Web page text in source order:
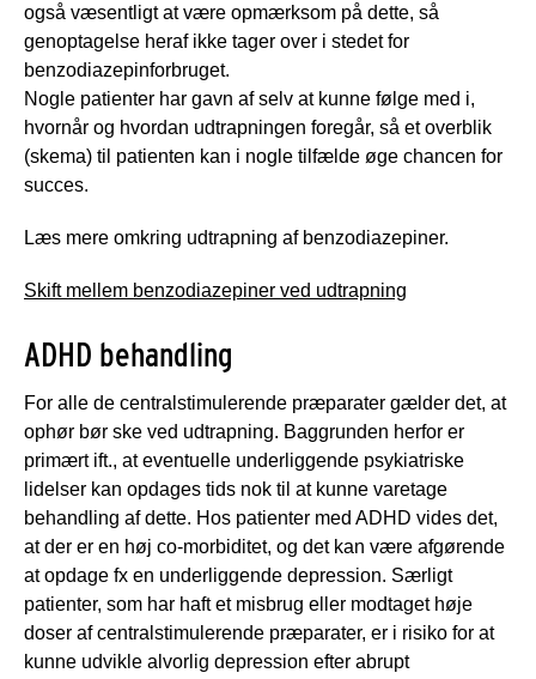
også væsentligt at være opmærksom på dette, så
genoptagelse heraf ikke tager over i stedet for
benzodiazepinforbruget.
Nogle patienter har gavn af selv at kunne følge med i,
hvornår og hvordan udtrapningen foregår, så et overblik
(skema) til patienten kan i nogle tilfælde øge chancen for
succes.
Læs mere omkring udtrapning af benzodiazepiner.
Skift mellem benzodiazepiner ved udtrapning
ADHD behandling
For alle de centralstimulerende præparater gælder det, at
ophør bør ske ved udtrapning. Baggrunden herfor er
primært ift., at eventuelle underliggende psykiatriske
lidelser kan opdages tids nok til at kunne varetage
behandling af dette. Hos patienter med ADHD vides det,
at der er en høj co-morbiditet, og det kan være afgørende
at opdage fx en underliggende depression. Særligt
patienter, som har haft et misbrug eller modtaget høje
doser af centralstimulerende præparater, er i risiko for at
kunne udvikle alvorlig depression efter abrupt